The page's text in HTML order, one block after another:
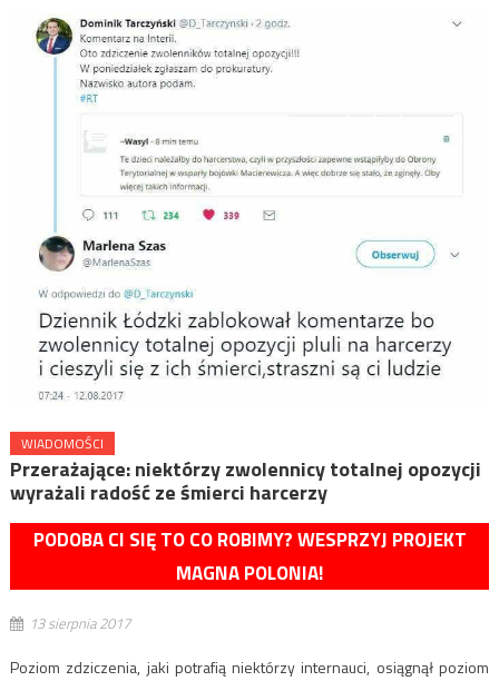
WIADOMOŚCI
Przerażające: niektórzy zwolennicy totalnej opozycji
wyrażali radość ze śmierci harcerzy
PODOBA CI SIĘ TO CO ROBIMY? WESPRZYJ PROJEKT
MAGNA POLONIA!
13 sierpnia 2017
Poziom zdziczenia, jaki potrafią niektórzy internauci, osiągnął poziom